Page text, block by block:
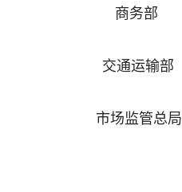
商务部
交通运输
市场监管总